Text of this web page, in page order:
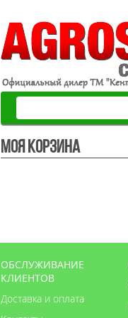
Моя корзина
ОБСЛУЖИВАНИЕ
КЛИЕНТОВ
Доставка и оплата